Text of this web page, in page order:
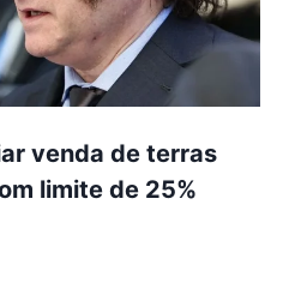
venda de terras
limite de 25%